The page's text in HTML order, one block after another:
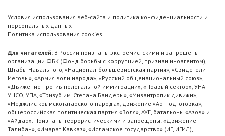
Условия использования веб-сайта и политика конфиденциальности и
персональных данных
Политика использования cookies
Для читателей: В России признаны экстремистскими и запрещены
организации ФБК (Фонд борьбы с коррупцией, признан иноагентом),
Штабы Навального, «Национал-большевистская партия», «Свидетели
Иеговы», «Армия воли народа», «Русский общенациональный союз»,
«Движение против нелегальной иммиграции», «Правый сектор», УНА-
УНСО, УПА, «Тризуб им. Степана Бандеры», «Мизантропик дивижн»,
«Меджлис крымскотатарского народа», движение «Артподготовка»,
общероссийская политическая партия «Воля», АУЕ, батальоны «Азов» и
«Айдар». Признаны террористическими и запрещены: «Движение
Талибан», «Имарат Кавказ», «Исламское государство» (ИГ, ИГИЛ),